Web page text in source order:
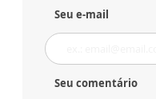
Seu e-mail
Seu comentário